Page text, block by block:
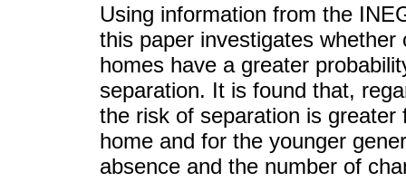
Using information from the
this paper investigates
homes have a greater
separation. It is found that,
the risk of separation is
home and for the younger
absence and the number of